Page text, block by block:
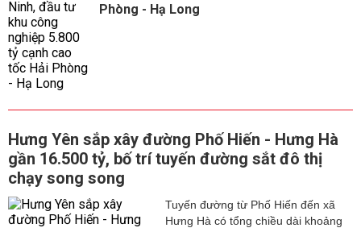
Phòng - Hạ Long
Hưng Yên sắp xây đường Phố Hiến - Hưng Hà
gần 16.500 tỷ, bố trí tuyến đường sắt đô thị
chạy song song
Tuyến đường từ Phố Hiến đến xã
Hưng Hà có tổng chiều dài khoảng